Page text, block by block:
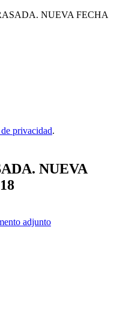
NUEVA FECHA
privacidad.
NUEVA
adjunto